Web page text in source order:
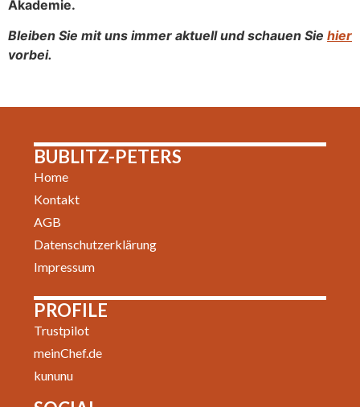
Akademie.
Bleiben Sie mit uns immer aktuell und schauen Sie hier
vorbei.
BUBLITZ-PETERS
Home
Kontakt
AGB
Datenschutzerklärung
Impressum
PROFILE
Trustpilot
meinChef.de
kununu